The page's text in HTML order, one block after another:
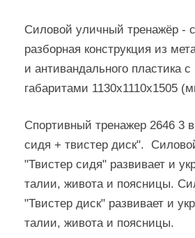
Силовой уличный тренажёр -
разборная конструкция из
и антивандального пластика с
габаритами 1130х1110х1505
Спортивный тренажер 2646 3
сидя + твистер диск".
"Твистер сидя" развивает и
талии, живота и поясницы.
"Твистер диск" развивает и
талии, живота и поясницы.